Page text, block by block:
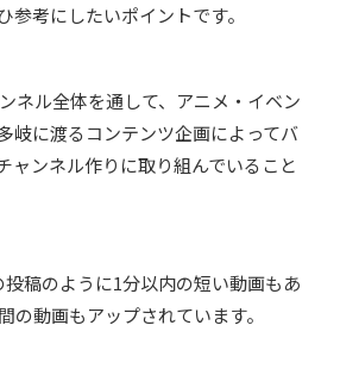
参考にしたいポイントです。
ネル全体を通して、アニメ・イベン
岐に渡るコンテンツ企画によってバ
ャンネル作りに取り組んでいること
稿のように1分以内の短い動画もあ
の動画もアップされています。